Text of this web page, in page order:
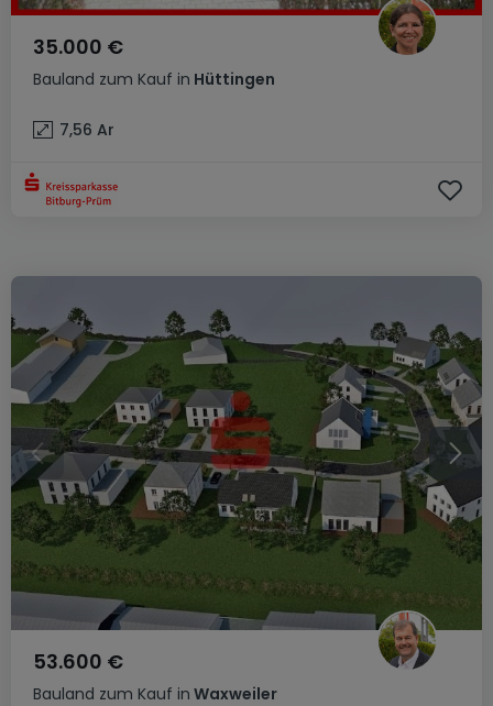
Bauland zum Kauf in Hüttingen
35.000 €
7,56 Ar
Bauland zum Kauf in Waxweiler
53.600 €